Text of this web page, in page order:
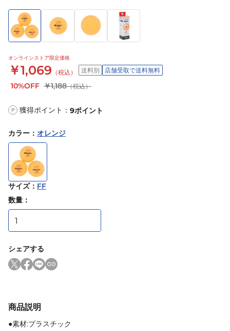
オンラインストア限定価格
￥1,069 （税込） 送料別 店舗受取で送料無料
10%OFF ￥1,188（税込）
P 獲得ポイント： 9ポイント
カラー ： オレンジ
サイズ： FF
数量：
シェアする
商品説明
●素材:プラスチック